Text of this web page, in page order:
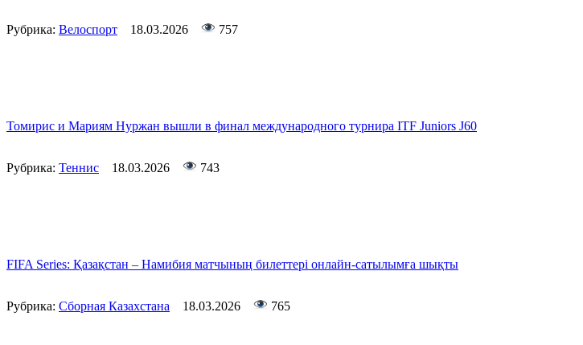
Рубрика: Велоспорт 18.03.2026 757
Томирис и Мариям Нуржан вышли в финал международного турнира ITF Juniors J60
Рубрика: Теннис 18.03.2026 743
FIFA Series: Қазақстан – Намибия матчының билеттері онлайн-сатылымға шықты
Рубрика: Сборная Казахстана 18.03.2026 765